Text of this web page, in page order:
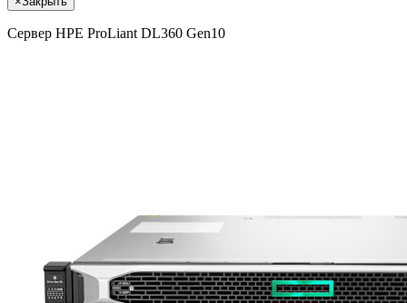
Сервер HPE ProLiant DL360 Gen10